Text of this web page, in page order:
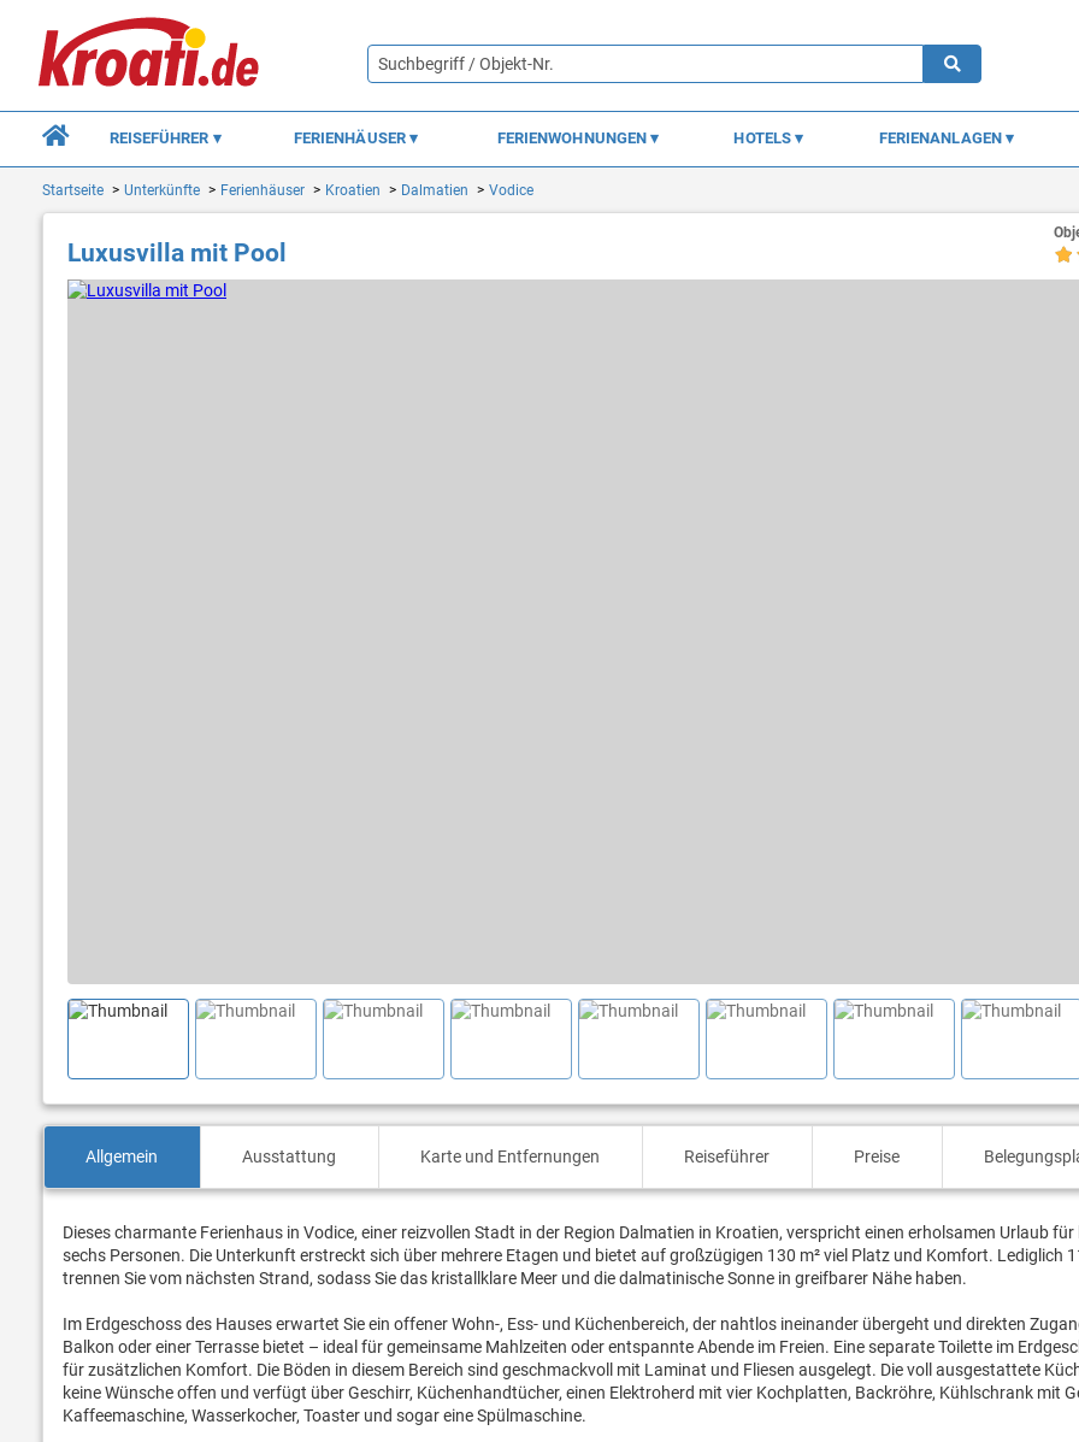
REISEFÜHRER FERIENHÄUSER FERIENWOHNUNGEN HOTELS FERIENANLAGEN
Startseite Unterkünfte Ferienhäuser Kroatien Dalmatien Vodice
Luxusvilla mit Pool
Allgemein Ausstattung Karte und Entfernungen Reiseführer Preise
Dieses charmante Ferienhaus in Vodice, einer reizvollen Stadt in der Region Dalmatien in Kroatien, verspricht einen erholsamen Urlaub für
sechs Personen. Die Unterkunft erstreckt sich über mehrere Etagen und bietet auf großzügigen 130 m² viel Platz und Komfort. Lediglich
trennen Sie vom nächsten Strand, sodass Sie das kristallklare Meer und die dalmatinische Sonne in greifbarer Nähe haben.
Im Erdgeschoss des Hauses erwartet Sie ein offener Wohn-, Ess- und Küchenbereich, der nahtlos ineinander übergeht und direkten
Balkon oder einer Terrasse bietet – ideal für gemeinsame Mahlzeiten oder entspannte Abende im Freien. Eine separate Toilette im
für zusätzlichen Komfort. Die Böden in diesem Bereich sind geschmackvoll mit Laminat und Fliesen ausgelegt. Die voll ausgestattete
keine Wünsche offen und verfügt über Geschirr, Küchenhandtücher, einen Elektroherd mit vier Kochplatten, Backröhre, Kühlschrank mit
Kaffeemaschine, Wasserkocher, Toaster und sogar eine Spülmaschine.